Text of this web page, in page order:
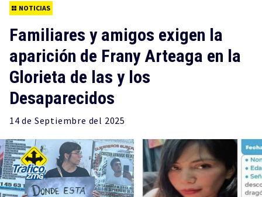
NOTICIAS
Familiares y amigos exigen la
aparición de Frany Arteaga en la
Glorieta de las y los
Desaparecidos
14 de Septiembre del 2025